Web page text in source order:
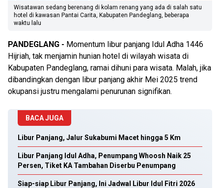
Wisatawan sedang berenang di kolam renang yang ada di salah satu
hotel di kawasan Pantai Carita, Kabupaten Pandeglang, beberapa
waktu lalu
PANDEGLANG - Momentum libur panjang Idul Adha 1446
Hijriah, tak menjamin hunian hotel di wilayah wisata di
Kabupaten Pandeglang, ramai dihuni para wisata. Malah, jika
dibandingkan dengan libur panjang akhir Mei 2025 trend
okupansi justru mengalami penurunan signifikan.
BACA JUGA
Libur Panjang, Jalur Sukabumi Macet hingga 5 Km
Libur Panjang Idul Adha, Penumpang Whoosh Naik 25
Persen, Tiket KA Tambahan Diserbu Penumpang
Siap-siap Libur Panjang, Ini Jadwal Libur Idul Fitri 2026